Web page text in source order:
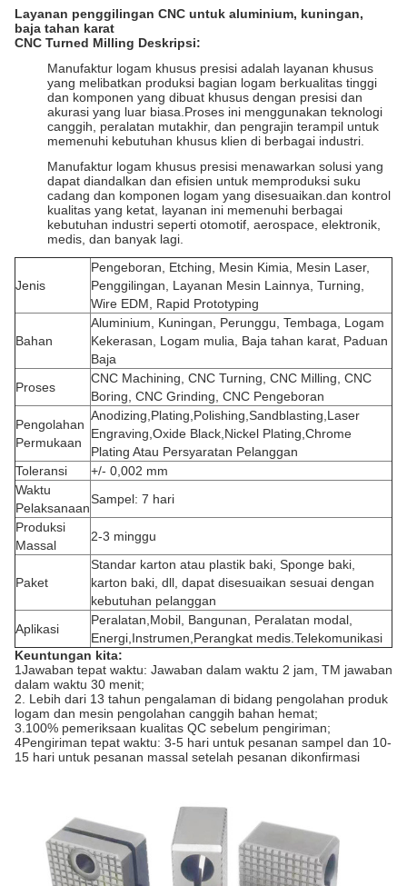
Layanan penggilingan CNC untuk aluminium, kuningan,
baja tahan karat
CNC Turned Milling Deskripsi:
Manufaktur logam khusus presisi adalah layanan khusus
yang melibatkan produksi bagian logam berkualitas tinggi
dan komponen yang dibuat khusus dengan presisi dan
akurasi yang luar biasa.Proses ini menggunakan teknologi
canggih, peralatan mutakhir, dan pengrajin terampil untuk
memenuhi kebutuhan khusus klien di berbagai industri.
Manufaktur logam khusus presisi menawarkan solusi yang
dapat diandalkan dan efisien untuk memproduksi suku
cadang dan komponen logam yang disesuaikan.dan kontrol
kualitas yang ketat, layanan ini memenuhi berbagai
kebutuhan industri seperti otomotif, aerospace, elektronik,
medis, dan banyak lagi.
Jenis
Pengeboran, Etching, Mesin Kimia, Mesin Laser,
Penggilingan, Layanan Mesin Lainnya, Turning,
Wire EDM, Rapid Prototyping
Bahan
Aluminium, Kuningan, Perunggu, Tembaga, Logam
Kekerasan, Logam mulia, Baja tahan karat, Paduan
Baja
Proses
CNC Machining, CNC Turning, CNC Milling, CNC
Boring, CNC Grinding, CNC Pengeboran
Pengolahan
Permukaan
Anodizing,Plating,Polishing,Sandblasting,Laser
Engraving,Oxide Black,Nickel Plating,Chrome
Plating Atau Persyaratan Pelanggan
Toleransi
+/- 0,002 mm
Waktu
Pelaksanaan
Sampel: 7 hari
Produksi
Massal
2-3 minggu
Paket
Standar karton atau plastik baki, Sponge baki,
karton baki, dll, dapat disesuaikan sesuai dengan
kebutuhan pelanggan
Aplikasi
Peralatan,Mobil, Bangunan, Peralatan modal,
Energi,Instrumen,Perangkat medis.Telekomunikasi
Keuntungan kita:
1Jawaban tepat waktu: Jawaban dalam waktu 2 jam, TM jawaban
dalam waktu 30 menit;
2. Lebih dari 13 tahun pengalaman di bidang pengolahan produk
logam dan mesin pengolahan canggih bahan hemat;
3.100% pemeriksaan kualitas QC sebelum pengiriman;
4Pengiriman tepat waktu: 3-5 hari untuk pesanan sampel dan 10-
15 hari untuk pesanan massal setelah pesanan dikonfirmasi